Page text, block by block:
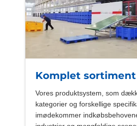
Komplet sortiment
Vores produktsystem, som
kategorier og forskellige
imødekommer